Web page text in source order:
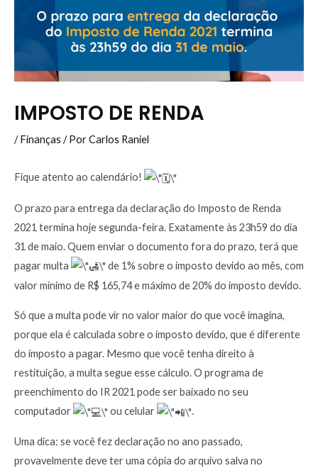
IMPOSTO DE RENDA
/Finanças / PorCarlos Raniel
Fique atento ao calendário!
O prazo para entrega da declaração do Imposto de Renda
2021 termina hoje segunda-feira. Exatamente às 23h59 do dia
31 de maio. Quem enviar o documento fora do prazo, terá que
pagar multa
de 1% sobre o imposto devido ao mês, com
valor mínimo de R$ 165,74 e máximo de 20% do imposto devido.
Só que a multa pode vir no valor maior do que você imagina,
porque ela é calculada sobre o imposto devido, que é diferente
do imposto a pagar. Mesmo que você tenha direito à
restituição, a multa segue esse cálculo. O programa de
preenchimento do IR 2021 pode ser baixado no seu
computador
ou celular .
Uma dica: se você fez declaração no ano passado,
provavelmente deve ter uma cópia do arquivo salva no